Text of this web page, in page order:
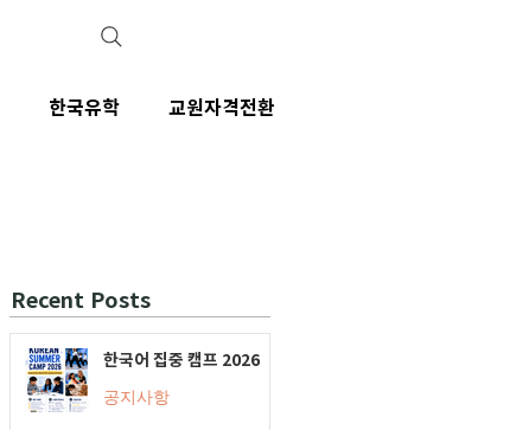
Recent Posts
한국어 집중 캠프 2026
공지사항
한국유학 교원자격전환